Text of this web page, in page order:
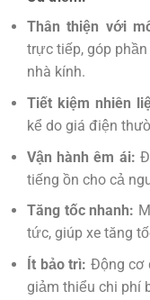
Thân thiện với
trực tiếp, góp
nhà kính.
Tiết kiệm nhiên
kể do giá điện
Vận hành êm ái:
tiếng ồn cho cả
Tăng tốc nhanh:
tức, giúp xe tăng
Ít bảo trì: Động cơ
giảm thiểu chi phí